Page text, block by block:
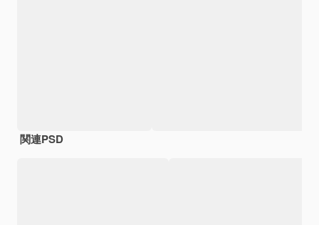
関連PSD